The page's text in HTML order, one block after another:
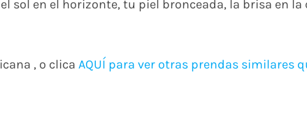
sol en el horizonte, tu piel bronceada, la brisa en la
, o clica AQUÍ para ver otras prendas similares